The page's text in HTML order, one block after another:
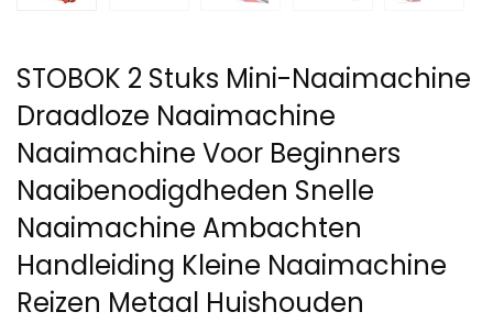
STOBOK 2 Stuks Mini-Naaimachine
Draadloze Naaimachine
Naaimachine Voor Beginners
Naaibenodigdheden Snelle
Naaimachine Ambachten
Handleiding Kleine Naaimachine
Reizen Metaal Huishouden